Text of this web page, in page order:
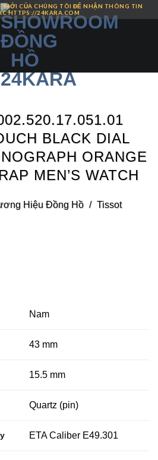
MỚI CỦA CHÚNG TÔI ĐỂ NHẬN THÔNG TIN
HTTPS://24KARA.COM
BLACK DIAL
ORANGE
MEN’S WATCH
Hiệu Đồng Hồ / Tissot
Nam
43 mm
15.5 mm
Quartz (pin)
ETA Caliber E49.301